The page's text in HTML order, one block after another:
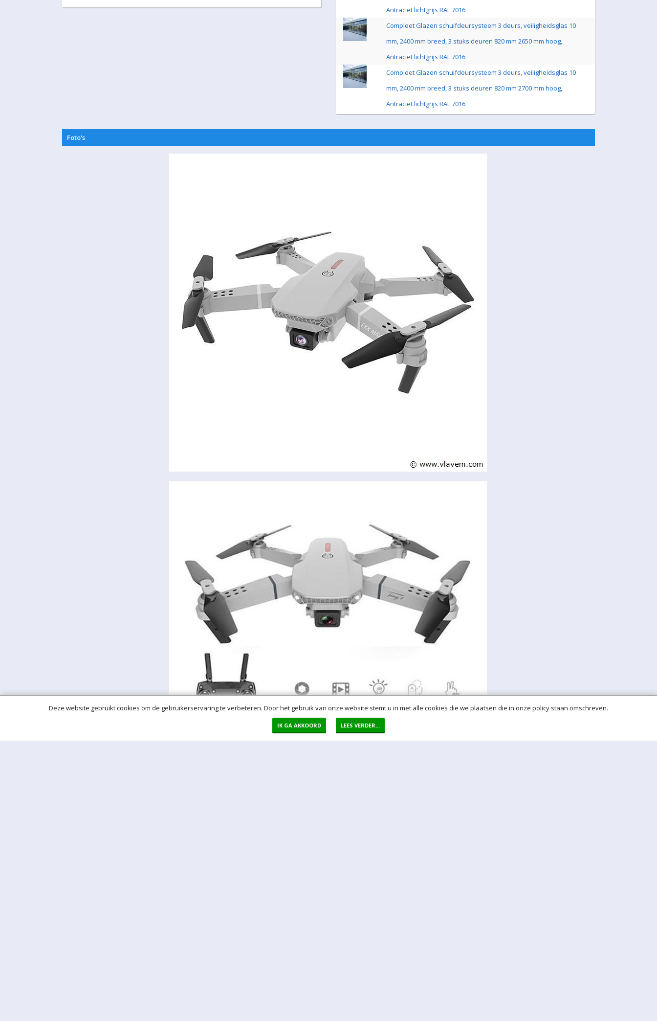
Antraciet lichtgrijs RAL 7016
Compleet Glazen schuifdeursysteem 3 deurs, veiligheidsglas 10
mm, 2400 mm breed, 3 stuks deuren 820 mm 2650 mm hoog,
Antraciet lichtgrijs RAL 7016
Compleet Glazen schuifdeursysteem 3 deurs, veiligheidsglas 10
mm, 2400 mm breed, 3 stuks deuren 820 mm 2700 mm hoog,
Antraciet lichtgrijs RAL 7016
Foto's
Deze website gebruikt cookies om de gebruikerservaring te verbeteren. Door het gebruik van onze website stemt u in met alle cookies die we plaatsen die in onze policy staan omschreven.
IK GA AKKOORD LEES VERDER...